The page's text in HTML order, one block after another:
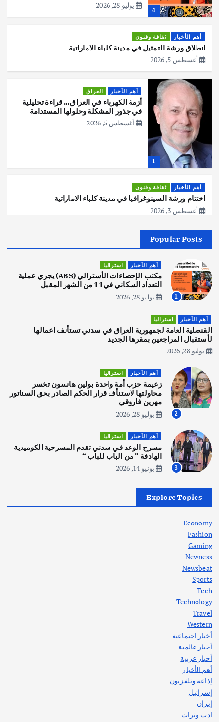
4
يوليو 28, 2026
أهم الأخبار ثقافة وفنون
انطلاق ورشة التمثيل في مدينة كلباء الاماراتية
أغسطس 5, 2026
1
أهم الأخبار العراق
أزمة الكهرباء في العراق… قراءة تحليلية
في جذور المشكلة وحلولها المستدامة
أغسطس 5, 2026
أهم الأخبار ثقافة وفنون
اختتام ورشة السينوغرافيا في مدينة كلباء الاماراتية
أغسطس 3, 2026
2
اصبح بطلاً لأستراليا بلعبة كمال الاجسام
يوليو 30, 2026
3
يوليو 30, 2026
4
المقبل
يوليو 28, 2026
أهم الأخبار ثقافة وفنون
انطلاق ورشة التمثيل في مدينة كلباء الاماراتية
أغسطس 5, 2026
في جذور المشكلة وحلولها المستدامة
أهم الأخبار
اختتام ورشة السينوغرافيا في مدينة كلباء الاماراتية
أغسطس 3, 2026
Popular Posts
1
أهم الأخبار استراليا
مكتب الإحصاءات الأسترالي (ABS) يجري عملية
التعداد السكاني في11 من الشهر المقبل
يوليو 28, 2026
أهم الأخبار استراليا
القنصلية العامة لجمهورية العراق في سدني تستأنف اعمالها
لأستقبال المراجعين بمقرها الجديد
يوليو 28, 2026
2
أهم الأخبار استراليا
زعيمة حزب أمة واحدة بولين هانسون تخسر
محاولتها لاستنأف قرار الحكم الصادر بحق السناتور
مهرين فاروقي
يوليو 28, 2026
3
أهم الأخبار استراليا
مسرح الوعد في سدني تقدم المسرحية الكوميدية
الهادفة ” من الباب للباب “
يونيو 14, 2026
Explore Topics
Economy
Fashion
Gaming
Newness
Newsbeat
Sports
Tech
Technology
Travel
Western
أخبار اجتماعية
أخبار عالمية
أخبار عربية
أهم الأخبار
إذاعة وتلفزيون
إسرائيل
إيران
ادب وتراث